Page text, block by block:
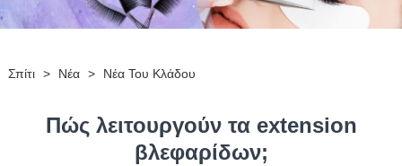
Σπίτι > Νέα > Νέα Του Κλάδου
Πώς λειτουργούν τα extension
βλεφαρίδων;